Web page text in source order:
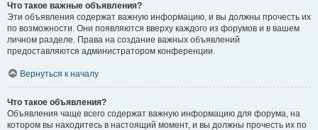
Что такое важные объявления?
Эти объявления содержат важную информацию, и вы должны прочесть их
по возможности. Они появляются вверху каждого из форумов и в вашем
личном разделе. Права на создание важных объявлений
предоставляются администратором конференции.
Вернуться к началу
Что такое объявления?
Объявления чаще всего содержат важную информацию для форума, на
котором вы находитесь в настоящий момент, и вы должны прочесть их по